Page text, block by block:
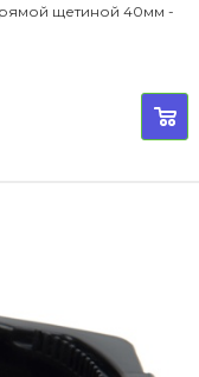
щетиной 40мм -